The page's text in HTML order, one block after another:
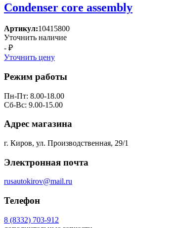
Condenser core assembly
Артикул:10415800
Уточнить наличие
- ₽
Уточнить цену
Режим работы
Пн-Пт: 8.00-18.00
Сб-Вс: 9.00-15.00
Адрес магазина
г. Киров, ул. Производственная, 29/1
Электронная почта
rusautokirov@mail.ru
Телефон
8 (8332) 703-912